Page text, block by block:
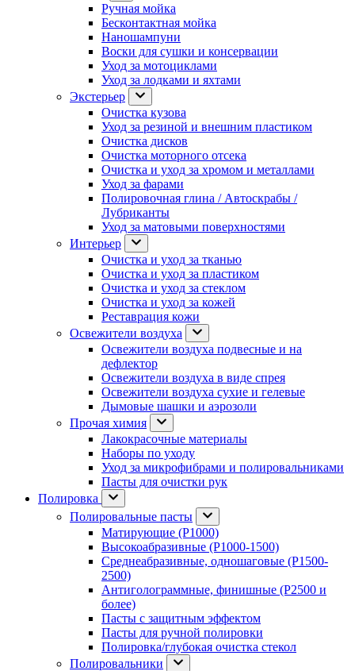
Ручная мойка
Бесконтактная мойка
Наношампуни
Воски для сушки и консервации
Уход за мотоциклами
Уход за лодками и яхтами
Экстерьер
Очистка кузова
Уход за резиной и внешним пластиком
Очистка дисков
Очистка моторного отсека
Очистка и уход за хромом и металлами
Уход за фарами
Полировочная глина / Автоскрабы /
Лубриканты
Уход за матовыми поверхностями
Интерьер
Очистка и уход за тканью
Очистка и уход за пластиком
Очистка и уход за стеклом
Очистка и уход за кожей
Реставрация кожи
Освежители воздуха
Освежители воздуха подвесные и на
дефлектор
Освежители воздуха в виде спрея
Освежители воздуха сухие и гелевые
Дымовые шашки и аэрозоли
Прочая химия
Лакокрасочные материалы
Наборы по уходу
Уход за микрофибрами и полировальниками
Пасты для очистки рук
Полировка
Полировальные пасты
Матирующие (P1000)
Высокоабразивные (P1000-1500)
Среднеабразивные, одношаговые (P1500-
2500)
Антиголограммные, финишные (P2500 и
более)
Пасты с защитным эффектом
Пасты для ручной полировки
Полировка/глубокая очистка стекол
Полировальники